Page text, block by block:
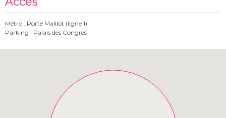
Métro : Porte Maillot (ligne 1)
Parking : Palais des Congrès